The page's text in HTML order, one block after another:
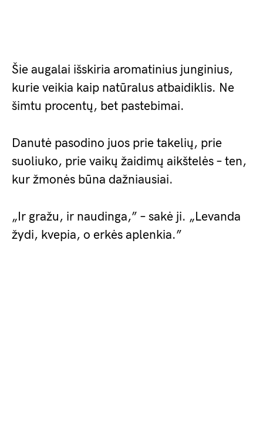
Šie augalai išskiria aromatinius junginius,
kurie veikia kaip natūralus atbaidiklis. Ne
šimtu procentų, bet pastebimai.
Danutė pasodino juos prie takelių, prie
suoliuko, prie vaikų žaidimų aikštelės – ten,
kur žmonės būna dažniausiai.
„Ir gražu, ir naudinga,” – sakė ji. „Levanda
žydi, kvepia, o erkės aplenkia.”